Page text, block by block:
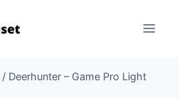
/ Deerhunter – Game Pro Light